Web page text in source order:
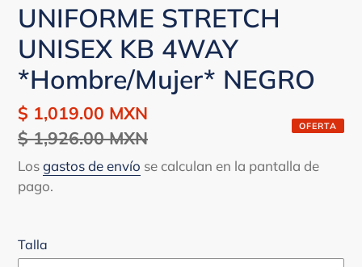
UNIFORME STRETCH
UNISEX KB 4WAY
*Hombre/Mujer* NEGRO
Precio
de
venta
$ 1,019.00 MXN
$ 1,926.00 MXN
OFERTA
Losgastos de envío se calculan en la pantalla de
pago.
Talla